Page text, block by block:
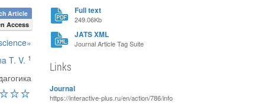
Article
Access
T. V. 1
Full text
249.06Kb
JATS XML
Journal Article Tag Suite
Links
Journal
https://interactive-plus.ru/en/action/786/info